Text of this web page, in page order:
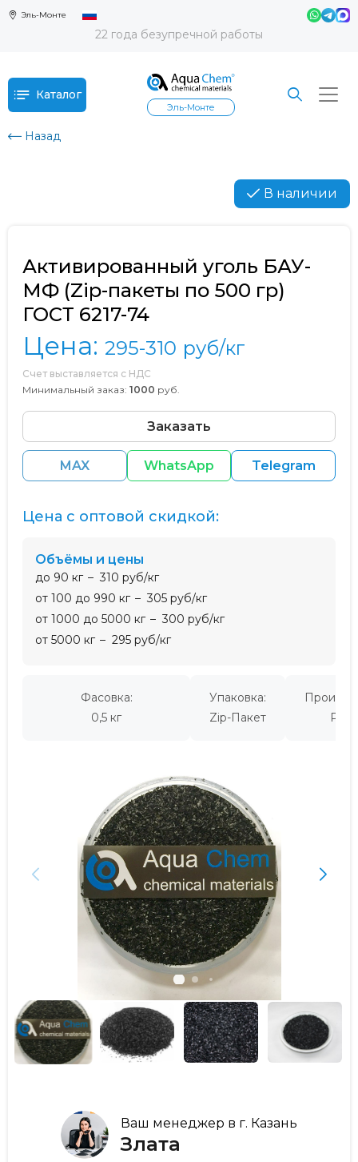
Эль-Монте
22 года безупречной работы
Каталог
Эль-Монте
Назад
В наличии
Ваш менеджер в г. Казань
Злата
Активированный уголь БАУ-
МФ (Zip-пакеты по 500 гр)
ГОСТ 6217-74
Цена: 295-310 руб/кг
Счет выставляется с НДС
Минимальный заказ: 1000 руб.
Заказать
MAX WhatsApp Telegram
Фасовка:
0,5 кг
Упаковка:
Zip-Пакет
Цена с оптовой скидкой:
Объёмы и цены
до 90 кг
310 руб/кг
от 100 до 990 кг
305 руб/кг
от 1000 до 5000 кг
300 руб/кг
от 5000 кг
295 руб/кг